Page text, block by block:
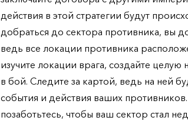
действия в этой стратегии будут
добраться до сектора противника, вы
ведь все локации противника
изучите локации врага, создайте
в бой. Следите за картой, ведь на ней
события и действия ваших
позаботьтесь, чтобы ваш сектор стал